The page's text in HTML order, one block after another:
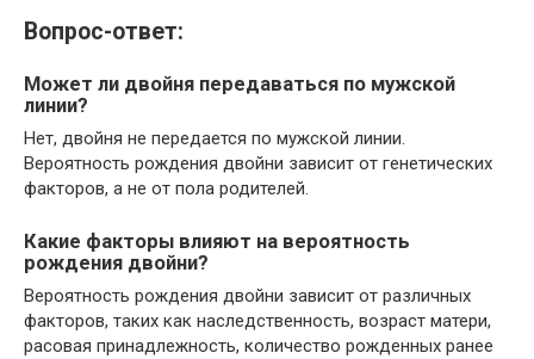
Вопрос-ответ:
Может ли двойня передаваться по мужской
линии?
Нет, двойня не передается по мужской линии.
Вероятность рождения двойни зависит от генетических
факторов, а не от пола родителей.
Какие факторы влияют на вероятность
рождения двойни?
Вероятность рождения двойни зависит от различных
факторов, таких как наследственность, возраст матери,
расовая принадлежность, количество рожденных ранее